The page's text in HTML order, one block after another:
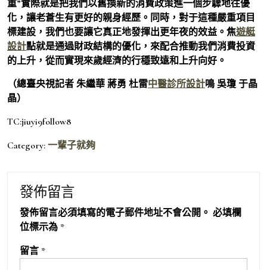
重”實際就是把我們以舊換新的消費政策進一個步驟地往優
化，讓老蒼生有更好的親身經歷。同時，對于這種嚴重項目
標建設，我們也要讓它真正地發揮出更年夜的效益。焦遊艇
設計點就是通過財政結構的優化，來配合推動我們消費投資
的上升，從而實現來歲經濟的行穩致遠和上升向好。
（總臺央視記者 朱繼華 蔣勇 杜雷中醫診所設計鳴 吳瓊 于晶
晶）
TC:jiuyi9follow8
Category: 一輩子就夠
發佈留言
發佈留言必須填寫的電子郵件地址不會公開。 必填欄
位標示為 *
留言 *